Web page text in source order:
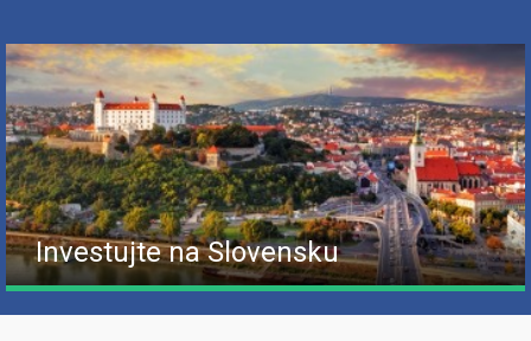
Investujte na Slovensku